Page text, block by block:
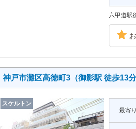
六甲道駅
神戸市灘区高徳町3（御影駅 徒歩13
スケルトン
最寄